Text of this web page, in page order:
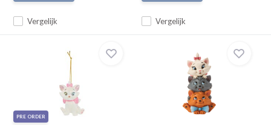
Vergelijk Vergelijk
PRE ORDER